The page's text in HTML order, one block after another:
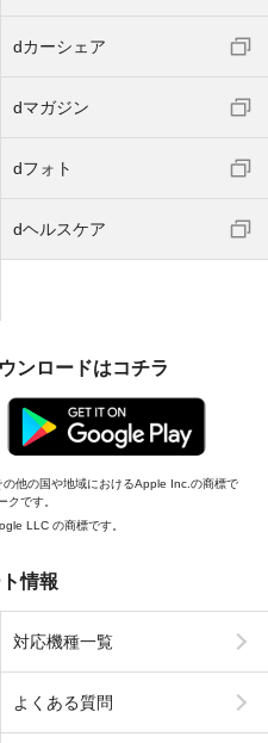
dカーシェア
dマガジン
dフォト
dヘルスケア
ンロードはコチラ
他の国や地域におけるApple Inc.の商標で
です。
LLC の商標です。
情報
対応機種一覧
よくある質問